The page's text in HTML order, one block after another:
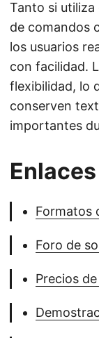
Tanto si utiliza
de comandos
los usuarios
con facilidad.
flexibilidad, lo
conserven
importantes
Formatos
Foro de
Precios de